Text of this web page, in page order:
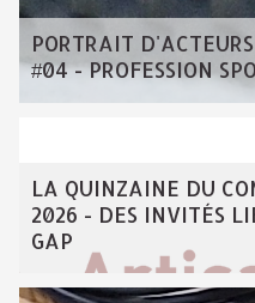
PORTRAIT
#04 - PROFESSION
LA QUINZAINE DU
2026 - DES INVITÉS
GAP